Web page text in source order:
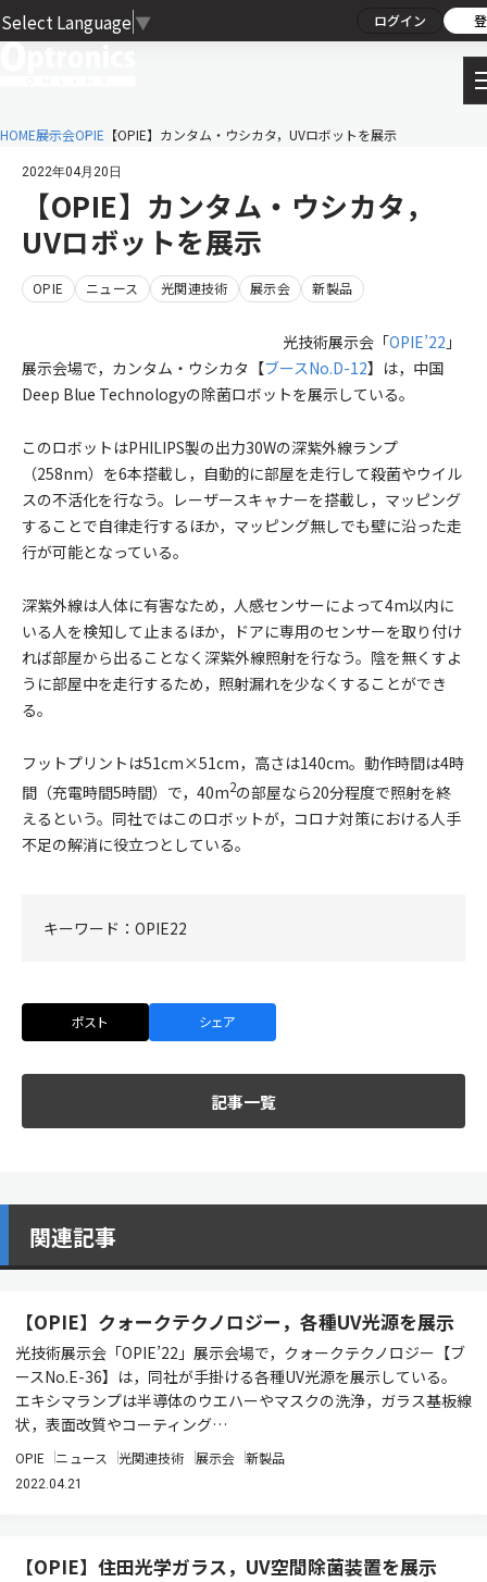
Select Language ▼ ログイン
HOME展示会OPIE 【OPIE】カンタム・ウシカタ，UVロボットを展示
2022年04月20日
【OPIE】カンタム・ウシカタ，
UVロボットを展示
OPIE ニュース 光関連技術 展示会 新製品
光技術展示会「OPIE’22 」
展示会場で，カンタム・ウシカタ【ブースNo.D-12】は，中国
Deep Blue Technologyの除菌ロボットを展示している。
このロボットはPHILIPS製の出力30Wの深紫外線ランプ
（258nm）を6本搭載し，自動的に部屋を走行して殺菌やウイル
スの不活化を行なう。レーザースキャナーを搭載し，マッピング
することで自律走行するほか，マッピング無しでも壁に沿った走
行が可能となっている。
深紫外線は人体に有害なため，人感センサーによって4m以内に
いる人を検知して止まるほか，ドアに専用のセンサーを取り付け
れば部屋から出ることなく深紫外線照射を行なう。陰を無くすよ
うに部屋中を走行するため，照射漏れを少なくすることができ
る。
フットプリントは51cm×51cm，高さは140cm。動作時間は4時
間（充電時間5時間）で，40m2の部屋なら20分程度で照射を終
えるという。同社ではこのロボットが，コロナ対策における人手
不足の解消に役立つとしている。
キーワード： OPIE22
ポスト シェア
記事一覧
関連記事
【OPIE】クォークテクノロジー，各種UV光源を展示
光技術展示会「OPIE’22」展示会場で，クォークテクノロジー【ブ
ースNo.E-36】は，同社が手掛ける各種UV光源を展示している。
エキシマランプは半導体のウエハーやマスクの洗浄，ガラス基板線
状，表面改質やコーティング…
OPIE ニュース 光関連技術 展示会 新製品
2022.04.21
【OPIE】住田光学ガラス，UV空間除菌装置を展示